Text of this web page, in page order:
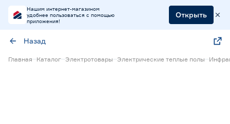
Нашим интернет-магазином
удобнее пользоваться с помощью
приложения!
Открыть
Назад
Главная Каталог Электротовары Электрические теплые полы